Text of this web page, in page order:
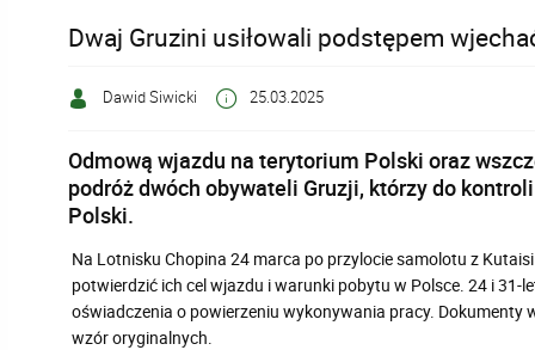
Dwaj Gruzini usiłowali podstępem
Dawid Siwicki 25.03.2025
Odmową wjazdu na terytorium Polski oraz
podróż dwóch obywateli Gruzji, którzy do
Polski.
Na Lotnisku Chopina 24 marca po przylocie samolotu z
potwierdzić ich cel wjazdu i warunki pobytu w Polsce. 24 i
oświadczenia o powierzeniu wykonywania pracy. Dokumenty
wzór oryginalnych.